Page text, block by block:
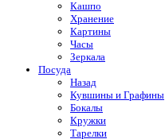
Кашпо
Хранение
Картины
Часы
Зеркала
Посуда
Назад
Кувшины и Графины
Бокалы
Кружки
Тарелки